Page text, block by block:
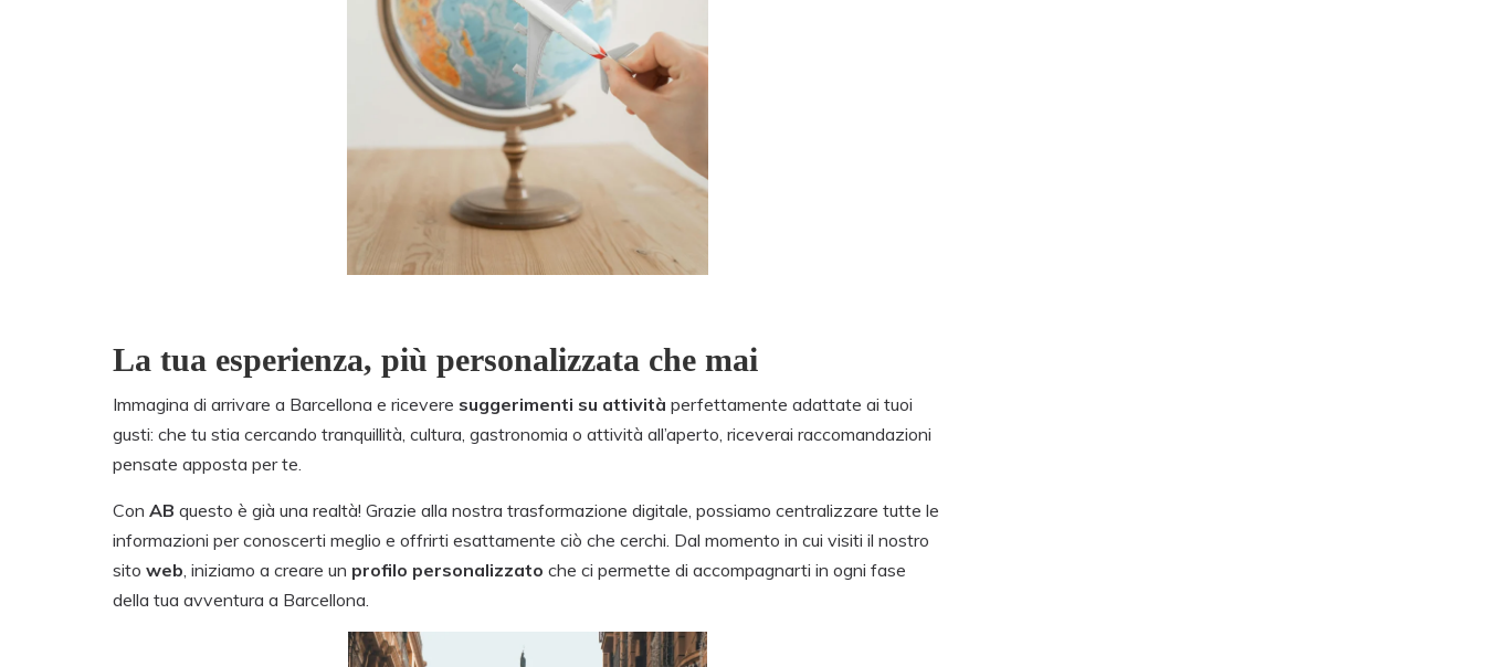
La tua esperienza, più personalizzata che mai
Immagina di arrivare a Barcellona e ricevere suggerimenti su attività perfettamente adattate ai tuoi
gusti: che tu stia cercando tranquillità, cultura, gastronomia o attività all’aperto, riceverai raccomandazioni
pensate apposta per te.
Con AB questo è già una realtà! Grazie alla nostra trasformazione digitale, possiamo centralizzare tutte le
informazioni per conoscerti meglio e offrirti esattamente ciò che cerchi. Dal momento in cui visiti il nostro
sito web, iniziamo a creare un profilo personalizzato che ci permette di accompagnarti in ogni fase
della tua avventura a Barcellona.